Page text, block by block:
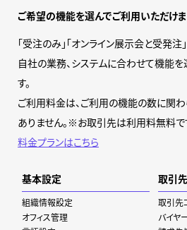
ご希望の機能を選んでご利用いただけま
「受注のみ」「オンライン展示会と受発注
自社の業務、システムに合わせて機能
す。
ご利用料金は、ご利用の機能の数に関
ありません。※お取引先は利用料無料で
料金プランはこちら
基本設定
組織情報設定
オフィス管理
取引
取引先
バイヤ